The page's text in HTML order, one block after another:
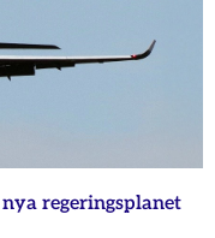
regeringsplanet